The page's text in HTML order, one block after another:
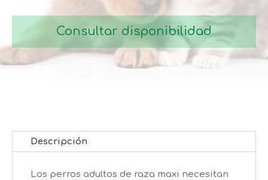
Consultar disponibilidad
Descripción
Los perros adultos de raza maxi necesitan